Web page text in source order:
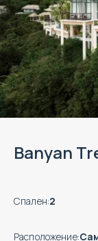
Banyan
Спален:2
Расположение: